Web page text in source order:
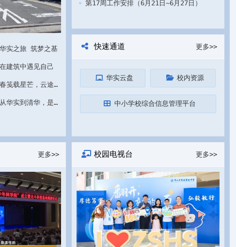
实之旅 筑梦之基
建筑中遇见自己
华实少年说 | 吴婉慈：春笺载星芒，云途共君行
华实少年说 | 郑棋瑞：从华实到清华，是浪漫至极的征程
第17周工作安排（6月21日~6月27日）
快速通道 更多>>
华实云盘 校内资源
中小学校综合信息管理平台
更多>> 校园电视台 更多>>